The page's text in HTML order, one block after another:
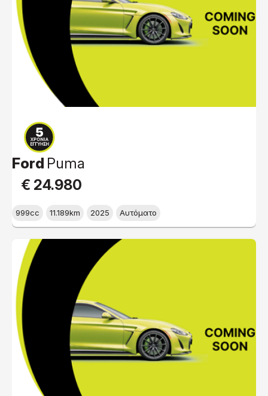
Ford Puma
€ 24.980
999cc 11.189km 2025 Αυτόματο